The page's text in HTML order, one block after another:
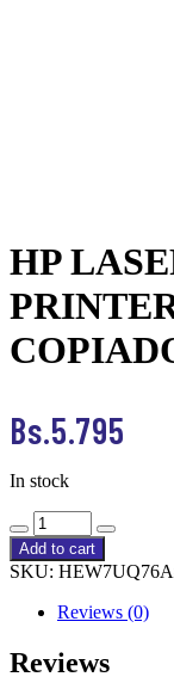
HP
Bs.5.795
In stock
LASER
432FDN
MFP
PRINTER
(IMPRESI?
N,
COPIADO,
Add to cart
SKU:
Reviews (0)
Reviews